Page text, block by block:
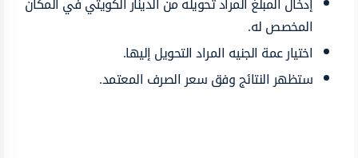
المخصص له.
اختيار عمة الجنيه المراد التحويل إليها.
ستظهر النتائج وفق سعر الصرف المعتمد.